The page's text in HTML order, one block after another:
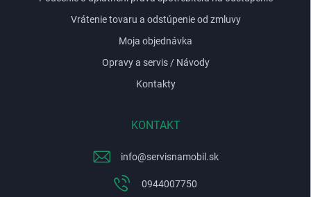
Vrátenie tovaru a odstúpenie od zmluvy
Moja objednávka
Opravy a servis / Návody
Kontakty
KONTAKT
info@servisnamobil.sk
0944007750